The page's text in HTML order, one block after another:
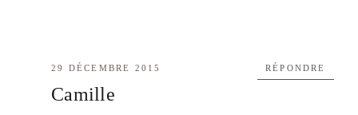
29 DÉCEMBRE 2015
Camille
RÉPONDRE